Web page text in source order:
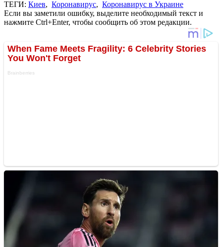
ТЕГИ: Киев, Коронавирус, Коронавирус в Украине
Если вы заметили ошибку, выделите необходимый текст и
нажмите Ctrl+Enter, чтобы сообщить об этом редакции.